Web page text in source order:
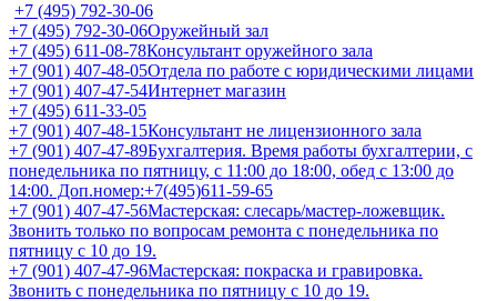
+7 (495) 792-30-06
+7 (495) 792-30-06Оружейный зал
+7 (495) 611-08-78Консультант оружейного зала
+7 (901) 407-48-05Отдела по работе с юридическими лицами
+7 (901) 407-47-54Интернет магазин
+7 (495) 611-33-05
+7 (901) 407-48-15Консультант не лицензионного зала
+7 (901) 407-47-89Бухгалтерия. Время работы бухгалтерии, с
понедельника по пятницу, с 11:00 до 18:00, обед с 13:00 до
14:00. Доп.номер:+7(495)611-59-65
+7 (901) 407-47-56Мастерская: слесарь/мастер-ложевщик.
Звонить только по вопросам ремонта с понедельника по
пятницу с 10 до 19.
+7 (901) 407-47-96Мастерская: покраска и гравировка.
Звонить с понедельника по пятницу с 10 до 19.